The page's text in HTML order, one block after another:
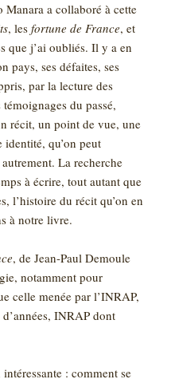
a collaboré à cette
, lesfortune de France, et
que j’ai oubliés. Il y a en
pays, ses défaites, ses
par la lecture des
du passé,
récit, un point de vue, une
qu’on peut
La recherche
à écrire, tout autant que
l’histoire du récit qu’on en
à notre livre.
, de Jean-Paul Demoule
notamment pour
celle menée par l’INRAP,
INRAP dont
: comment se